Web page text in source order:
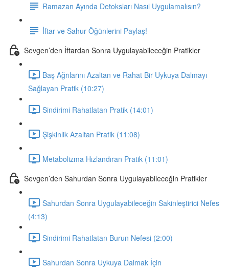
Ramazan Ayında Detoksları Nasıl Uygulamalısın?
İftar ve Sahur Öğünlerini Paylaş!
Sevgen’den İftardan Sonra Uygulayabileceğin Pratikler
Baş Ağrılarını Azaltan ve Rahat Bir Uykuya Dalmayı
Sağlayan Pratik (10:27)
Sindirimi Rahatlatan Pratik (14:01)
Şişkinlik Azaltan Pratik (11:08)
Metabolizma Hızlandıran Pratik (11:01)
Sevgen’den Sahurdan Sonra Uygulayabileceğin Pratikler
Sahurdan Sonra Uygulayabileceğin Sakinleştirici Nefes
(4:13)
Sindirimi Rahatlatan Burun Nefesi (2:00)
Sahurdan Sonra Uykuya Dalmak İçin